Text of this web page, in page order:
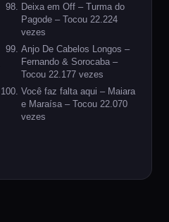
Deixa em Off – Turma do
Pagode – Tocou 22.224
vezes
Anjo De Cabelos Longos –
Fernando & Sorocaba –
Tocou 22.177 vezes
Você faz falta aqui – Maiara
e Maraísa – Tocou 22.070
vezes